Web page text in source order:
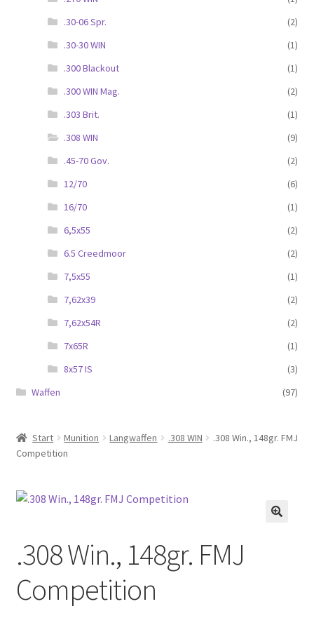
.30-06 Spr.
(2)
.30-30 WIN
(1)
.300 Blackout
(1)
.300 WIN Mag.
(2)
.303 Brit.
(1)
.308 WIN
(9)
.45-70 Gov.
(2)
12/70
(6)
16/70
(1)
6,5x55
(2)
6.5 Creedmoor
(2)
7,5x55
(1)
7,62x39
(2)
7,62x54R
(2)
7x65R
(1)
8x57 IS
(3)
Waffen
(97)
Start Munition Langwaffen .308 WIN
.308 Win., 148gr. FMJ
Competition
.308 Win., 148gr. FMJ
Competition